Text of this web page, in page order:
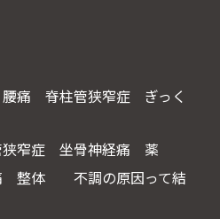
腰痛 脊柱管狭窄症 ぎっく
狭窄症 坐骨神経痛 薬
整体 不調の原因って結